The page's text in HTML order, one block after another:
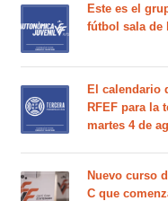
Este es el
fútbol sala de
El calendario
RFEF para la
martes 4 de
Nuevo curso
C que